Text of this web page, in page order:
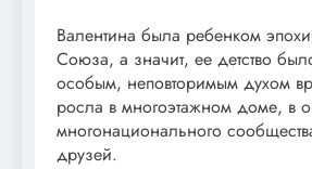
Валентина была ребенком эпохи
Союза, а значит, ее детство
особым, неповторимым духом
росла в многоэтажном доме, в
многонационального
друзей.